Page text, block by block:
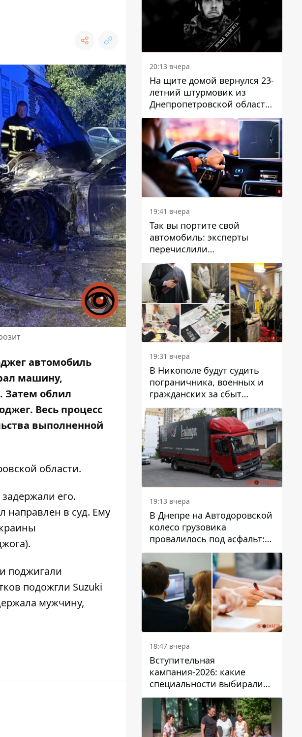
автомобиль
машину,
Затем облил
Весь процесс
выполненной
области.
его.
направлен в суд. Ему
поджигали
подожгли Suzuki
мужчину,
20:13 вчера
На щите домой вернулся 23-
летний штурмовик из
Днепропетровской области
Богдан Бескровный
19:41 вчера
Так вы портите свой
автомобиль: эксперты
перечислили
распространенные
привычки водителей,
которые на самом деле
вредят машине
19:31 вчера
В Никополе будут судить
пограничника, военных и
гражданских за сбыт
психотропов
19:13 вчера
В Днепре на Автодоровской
колесо грузовика
провалилось под асфальт:
движение заблокировано
18:47 вчера
Вступительная
кампания-2026: какие
специальности выбирали
абитуриенты в Украине